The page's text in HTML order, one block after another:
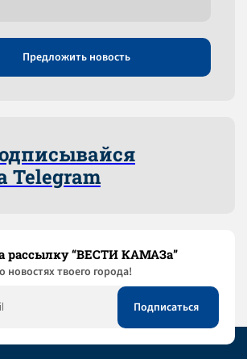
Предложить новость
Telegram
рассылку “ВЕСТИ КАМАЗа”
новостях твоего города!